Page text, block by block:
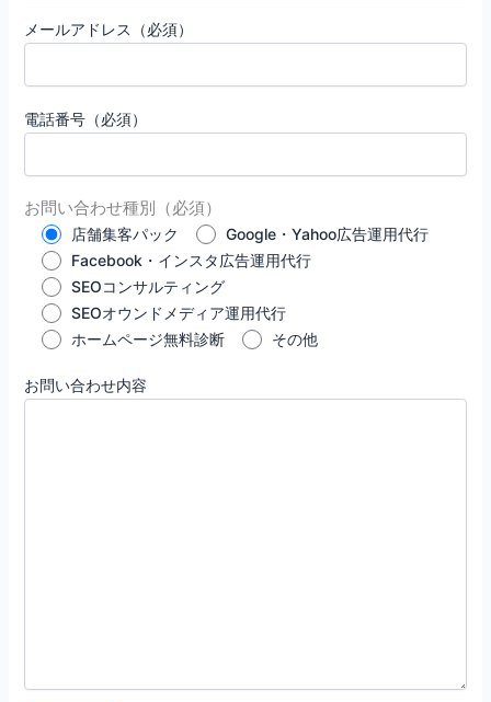
メールアドレス（必須）
電話番号（必須）
お問い合わせ種別（必須）
店舗集客パック
Google・Yahoo広告運用代行
Facebook・インスタ広告運用代行
SEOコンサルティング
SEOオウンドメディア運用代行
ホームページ無料診断
その他
お問い合わせ内容